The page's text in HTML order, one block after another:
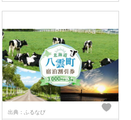
出典：ふるなび